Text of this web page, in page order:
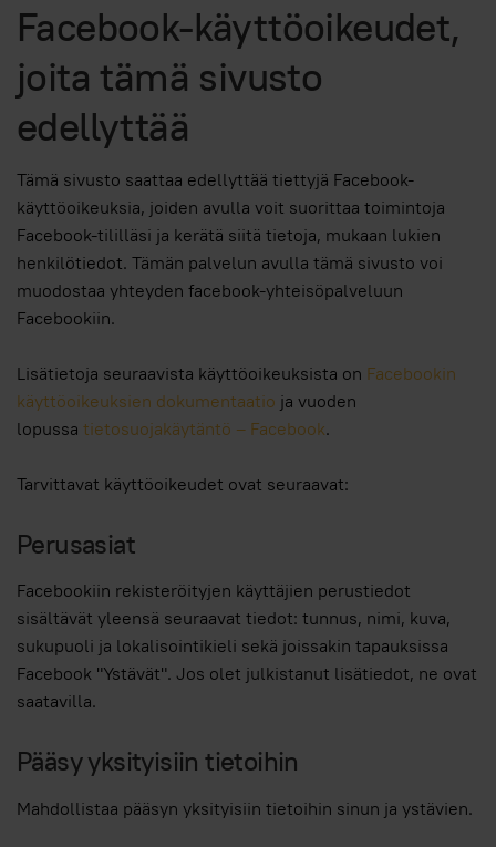
Facebook-käyttöoikeudet,
joita tämä sivusto
edellyttää
Tämä sivusto saattaa edellyttää tiettyjä Facebook-
käyttöoikeuksia, joiden avulla voit suorittaa toimintoja
Facebook-tililläsi ja kerätä siitä tietoja, mukaan lukien
henkilötiedot. Tämän palvelun avulla tämä sivusto voi
muodostaa yhteyden facebook-yhteisöpalveluun
Facebookiin.
Lisätietoja seuraavista käyttöoikeuksista on Facebookin
käyttöoikeuksien dokumentaatio ja vuoden
lopussa tietosuojakäytäntö – Facebook.
Tarvittavat käyttöoikeudet ovat seuraavat:
Perusasiat
Facebookiin rekisteröityjen käyttäjien perustiedot
sisältävät yleensä seuraavat tiedot: tunnus, nimi, kuva,
sukupuoli ja lokalisointikieli sekä joissakin tapauksissa
Facebook "Ystävät". Jos olet julkistanut lisätiedot, ne ovat
saatavilla.
Pääsy yksityisiin tietoihin
Mahdollistaa pääsyn yksityisiin tietoihin sinun ja ystävien.